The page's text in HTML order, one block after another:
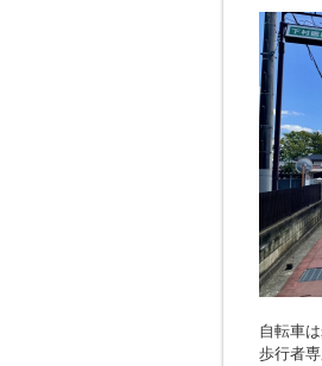
自転車
歩行者